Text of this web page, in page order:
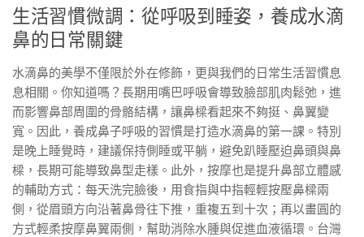
生活習慣微調：從呼吸到睡姿，養成水滴
鼻的日常關鍵
水滴鼻的美學不僅限於外在修飾，更與我們的日常生活習慣息
息相關。你知道嗎？長期用嘴巴呼吸會導致臉部肌肉鬆弛，進
而影響鼻部周圍的骨骼結構，讓鼻樑看起來不夠挺、鼻翼變
寬。因此，養成鼻子呼吸的習慣是打造水滴鼻的第一課。特別
是晚上睡覺時，建議保持側睡或平躺，避免趴睡壓迫鼻頭與鼻
樑，長期可能導致鼻型走樣。此外，按摩也是提升鼻部立體感
的輔助方式：每天洗完臉後，用食指與中指輕輕按壓鼻樑兩
側，從眉頭方向沿著鼻骨往下推，重複五到十次；再以畫圓的
方式輕柔按摩鼻翼兩側，幫助消除水腫與促進血液循環。台灣